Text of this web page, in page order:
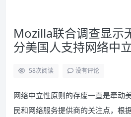
Mozilla联合调查显示
分美国人支持网络中
58次阅读 没有评论
网络中立性原则的存废一直是牵动
民和网络服务提供商的关注点，根